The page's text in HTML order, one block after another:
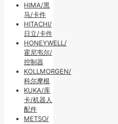
HIMA/黑
马/卡件
HITACHI/
日立/卡件
HONEYWELL/
霍尼韦尔/
控制器
KOLLMORGEN/
科尔摩根
KUKA/库
卡/机器人
配件
METSO/